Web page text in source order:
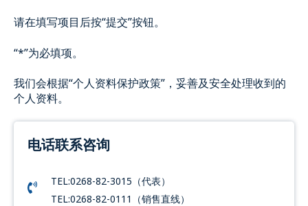
请在填写项目后按“提交”按钮。
“*”为必填项。
我们会根据“个人资料保护政策”，妥善及安全处理收到的
个人资料。
电话联系咨询
TEL:0268-82-3015（代表）
TEL:0268-82-0111（销售直线）